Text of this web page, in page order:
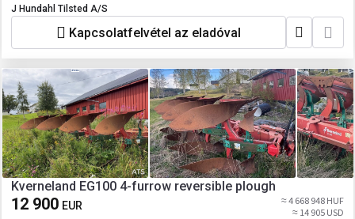
J Hundahl Tilsted A/S
Kapcsolatfelvétel az eladóval
Kverneland EG100 4-furrow reversible plough
12 900 EUR
≈ 4 668 948 HUF
≈ 14 905 USD